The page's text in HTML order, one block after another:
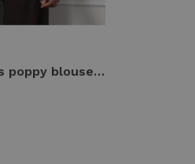
Studio Anneloes poppy blouse 94802 Blouse 8700 espresso